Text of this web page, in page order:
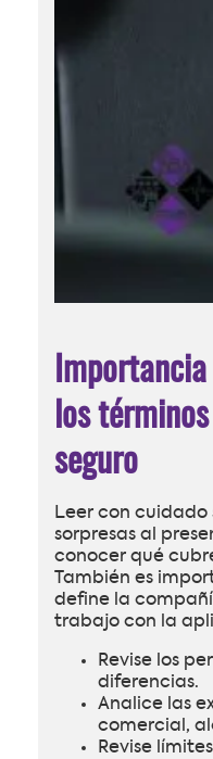
los
seguro
Leer con cuidado
sorpresas al
conocer qué
También es
define la
trabajo con la
Revise los
diferencias.
Analice las
comercial,
Revise